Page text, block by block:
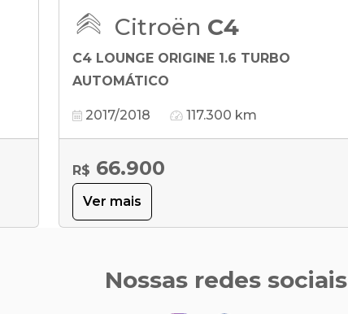
Citroën C4
C4 LOUNGE ORIGINE 1.6 TURBO
AUTOMÁTICO
2017/2018 117.300 km
R$ 66.900
Ver mais
Nossas redes sociais